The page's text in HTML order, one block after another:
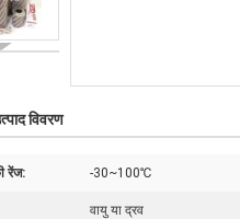
विवरण
रेंज: -30~100℃
वायु या द्रव